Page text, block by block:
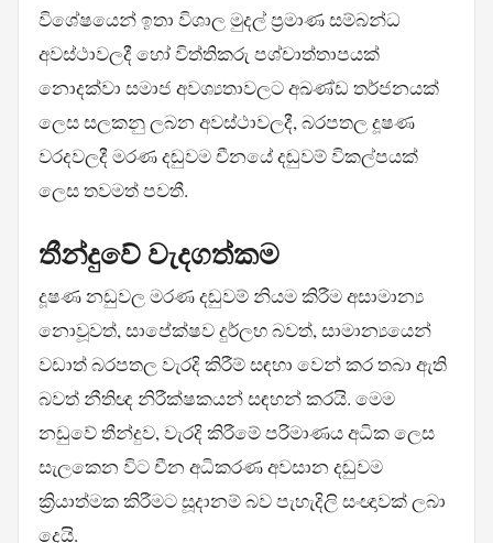
විශේෂයෙන් ඉතා විශාල මුදල් ප්‍රමාණ සම්බන්ධ
අවස්ථාවලදී හෝ විත්තිකරු පශ්චාත්තාපයක්
නොදක්වා සමාජ අවශ්‍යතාවලට අඛණ්ඩ තර්ජනයක්
ලෙස සලකනු ලබන අවස්ථාවලදී, බරපතල දූෂණ
වරදවලදී මරණ දඬුවම චීනයේ දඬුවම් විකල්පයක්
ලෙස තවමත් පවතී.
තීන්දුවේ වැදගත්කම
දූෂණ නඩුවල මරණ දඬුවම් නියම කිරීම අසාමාන්‍ය
නොවූවත්, සාපේක්ෂව දුර්ලභ බවත්, සාමාන්‍යයෙන්
වඩාත් බරපතල වැරදි කිරීම් සඳහා වෙන් කර තබා ඇති
බවත් නීතිඥ නිරීක්ෂකයන් සඳහන් කරයි. මෙම
නඩුවේ තීන්දුව, වැරදි කිරීමේ පරිමාණය අධික ලෙස
සැලකෙන විට චීන අධිකරණ අවසාන දඬුවම
ක්‍රියාත්මක කිරීමට සූදානම් බව පැහැදිලි සංඥාවක් ලබා
දෙයි.